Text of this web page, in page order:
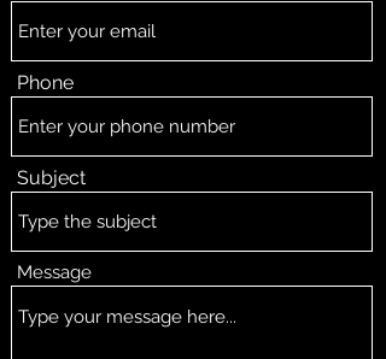
Phone
Subject
Message